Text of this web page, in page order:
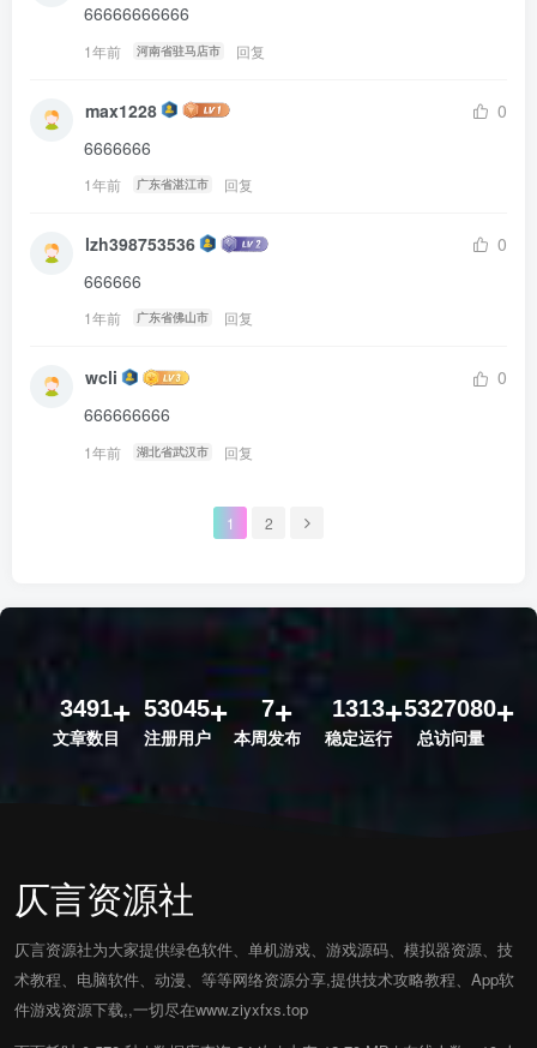
66666666666
1年前 河南省驻马店市 回复
max1228
0
6666666
1年前 广东省湛江市 回复
lzh398753536
0
666666
1年前 广东省佛山市 回复
wcli
0
666666666
1年前 湖北省武汉市 回复
1 2
3491
文章数目
53045
注册用户
7
本周发布
1313
稳定运行
5327080
总访问量
仄言资源社
仄言资源社为大家提供绿色软件、单机游戏、游戏源码、模拟器资源、技
术教程、电脑软件、动漫、等等网络资源分享,提供技术攻略教程、App软
件游戏资源下载,,一切尽在www.ziyxfxs.top